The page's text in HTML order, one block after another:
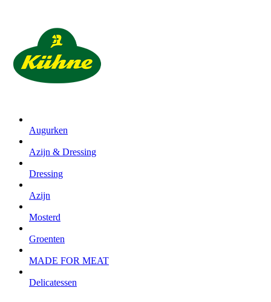
Augurken
Azijn & Dressing
Dressing
Azijn
Mosterd
Groenten
MADE FOR MEAT
Delicatessen